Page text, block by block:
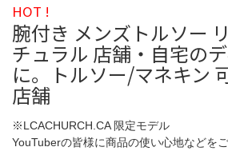
HOT !
腕付き メンズトルソー
チュラル 店舗・自宅の
に。トルソー/マネキン
店舗
※LCACHURCH.CA 限定モデル
YouTuberの皆様に商品の使い心地などを